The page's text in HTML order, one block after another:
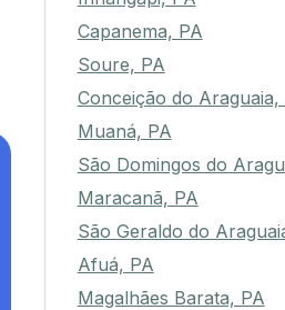
Capanema, PA
Soure, PA
Conceição do Araguaia,
Muaná, PA
São Domingos do
Maracanã, PA
São Geraldo do
Afuá, PA
Magalhães Barata, PA